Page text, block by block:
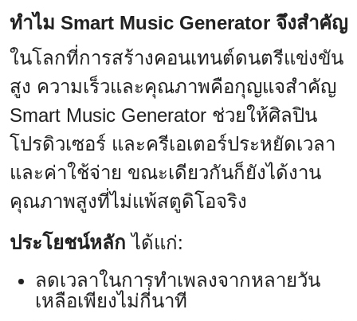
ทำไม Smart Music Generator จึงสำคัญ
ในโลกที่การสร้างคอนเทนต์ดนตรีแข่งขัน
สูง ความเร็วและคุณภาพคือกุญแจสำคัญ
Smart Music Generator ช่วยให้ศิลปิน
โปรดิวเซอร์ และครีเอเตอร์ประหยัดเวลา
และค่าใช้จ่าย ขณะเดียวกันก็ยังได้งาน
คุณภาพสูงที่ไม่แพ้สตูดิโอจริง
ประโยชน์หลัก ได้แก่:
ลดเวลาในการทำเพลงจากหลายวัน
เหลือเพียงไม่กี่นาที